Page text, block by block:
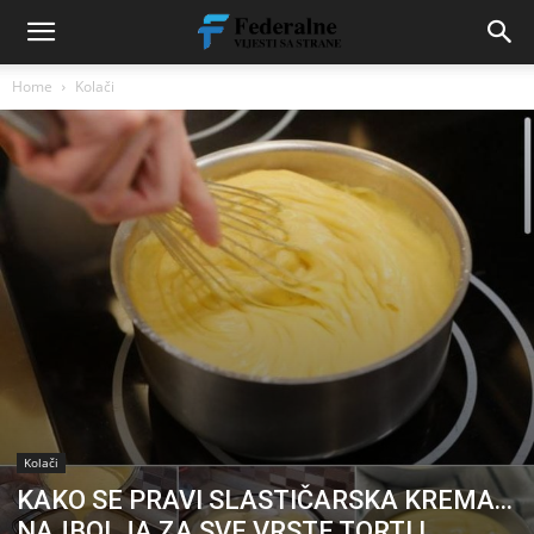
Home Kolači
Kolači
KAKO SE PRAVI SLASTIČARSKA KREMA…